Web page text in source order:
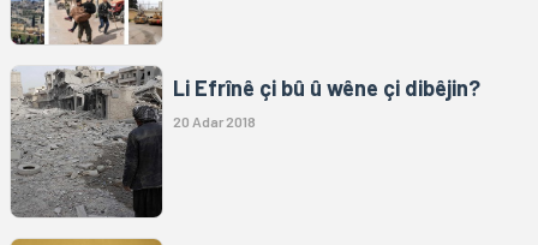
Li Efrînê çi bû û wêne çi dibêjin?
20 Adar 2018